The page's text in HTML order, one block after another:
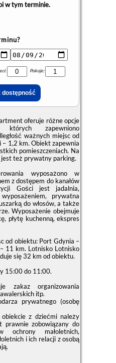
w tym terminie.
Pokoje:
oferuje różne opcje
których zapewniono
ważnych miejsc od
1,2 km. Obiekt zapewnia
pomieszczeniach. Na
też prywatny parking.
wyposażono w
z dostępem do kanałów
Gości jest jadalnia,
prywatna
do włosów, a także
Wyposażenie obejmuje
płytę kuchenną, ekspres
od obiektu: Port Gdynia –
11 km. Lotnisko Lotnisko
się 32 km od obiektu.
15:00do 11:00.
zakaz organizowania
itp.
prywatnego (osobę
z dziećmi należy
prawnie zobowiązany do
ochrony małoletnich,
i ich relacji z osobą